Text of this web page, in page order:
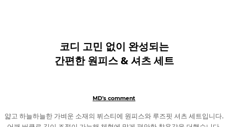
코디 고민 없이 완성되는
간편한 원피스 & 셔츠 세트
MD's comment
얇고 하늘하늘한 가벼운 소재의 뷔스티에 원피스와 루즈핏 셔츠 세트입니다.